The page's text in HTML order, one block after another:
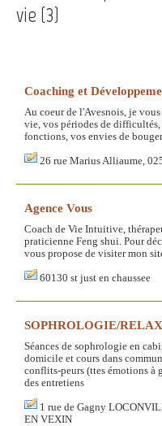
vie (3)
Coaching et
Au coeur de l'Avesnois, je
vie, vos périodes de
fonctions, vos envies de
26 rue Marius Alliaume,
Agence Vous
Coach de Vie Intuitive,
praticienne Feng shui. Pour
vous propose de visiter mon
60130 st just en chaussee
SOPHROLOGIE/
Séances de sophrologie en
domicile et cours dans
conflits-peurs (ttes émotions à
des entretiens
1 rue de Gagny
EN VEXIN